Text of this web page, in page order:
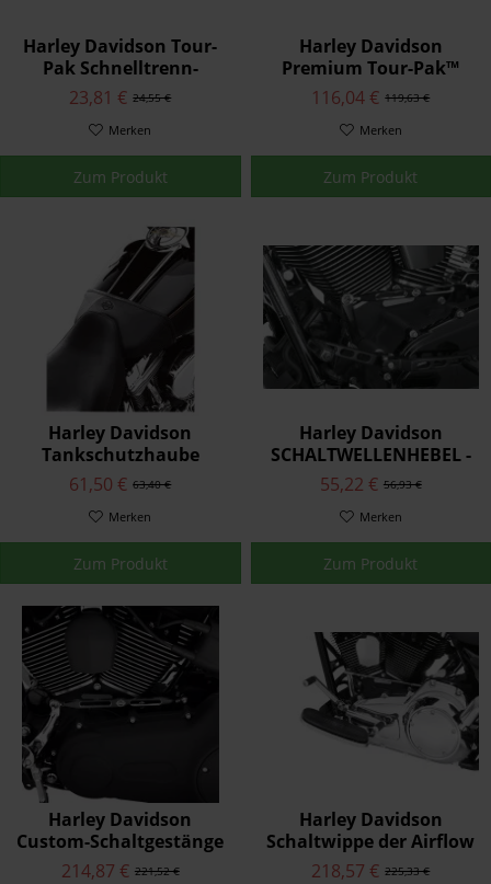
Harley Davidson Tour-
Pak Schnelltrenn-
Kabelbaum für Ultra
Modelle 70113-08
24,55 €
23,81 €
Merken
Zum Produkt
Harley Davidson
Premium Tour-Pak™
Koffer-Passformeinsatz
53285-06
119,63 €
116,04 €
Merken
Zum Produkt
Harley Davidson
Tankschutzhaube
62063-01
63,40 €
61,50 €
Merken
Zum Produkt
Harley Davidson
SCHALTWELLENHEBEL -
SCHWARZGLÄNZEND
33900186
56,93 €
55,22 €
Merken
Zum Produkt
Harley Davidson
Custom-Schaltgestänge
34018-08221,52 €
214,87 €
Harley Davidson
Schaltwippe der Airflow
Kollektion 33600076
225,33 €
218,57 €